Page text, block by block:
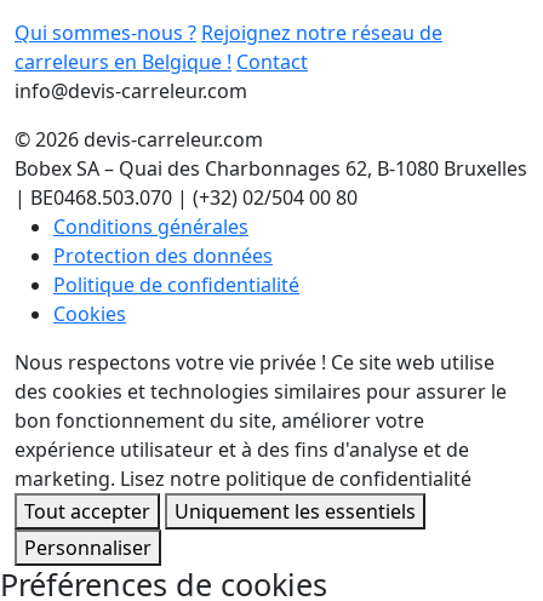
Qui sommes-nous ? Rejoignez notre réseau de
carreleurs en Belgique ! Contact
info@devis-carreleur.com
© 2026 devis-carreleur.com
Bobex SA – Quai des Charbonnages 62, B-1080 Bruxelles
| BE0468.503.070 | (+32) 02/504 00 80
Conditions générales
Protection des données
Politique de confidentialité
Cookies
Nous respectons votre vie privée ! Ce site web utilise
des cookies et technologies similaires pour assurer le
bon fonctionnement du site, améliorer votre
expérience utilisateur et à des fins d'analyse et de
marketing. Lisez notre politique de confidentialité
Tout accepter
Uniquement les essentiels
Personnaliser
Préférences de cookies